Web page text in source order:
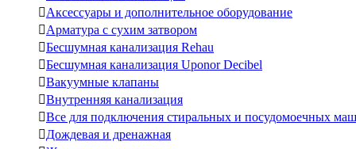
Аксессуары и дополнительное оборудование
Арматура с сухим затвором
Бесшумная канализация Rehau
Бесшумная канализация Uponor Decibel
Вакуумные клапаны
Внутренняя канализация
Все для подключения стиральных и посудомоечных
Дождевая и дренажная